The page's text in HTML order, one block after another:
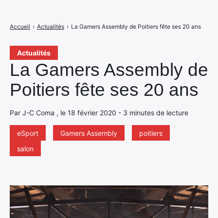
Actualités
La Gamers Assembly de
Poitiers fête ses 20 ans
Par J-C Coma , le 18 février 2020 - 3 minutes de lecture
eSport Gamers Assembly
poitiers
salon
Accueil › Actualités › La Gamers Assembly de Poitiers fête ses 20 ans